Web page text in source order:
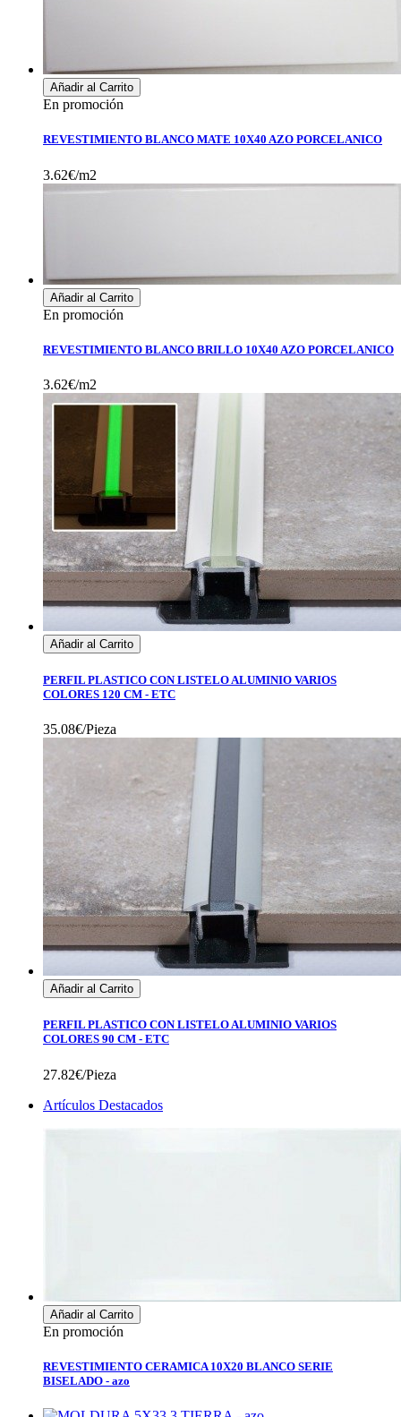
Añadir al Carrito
En promoción
REVESTIMIENTO BLANCO MATE 10X40 AZO PORCELANICO
3.62€/m2
Añadir al Carrito
En promoción
REVESTIMIENTO BLANCO BRILLO 10X40 AZO PORCELANICO
3.62€/m2
Añadir al Carrito
PERFIL PLASTICO CON LISTELO ALUMINIO VARIOS
COLORES 120 CM - ETC
35.08€/Pieza
Añadir al Carrito
PERFIL PLASTICO CON LISTELO ALUMINIO VARIOS
COLORES 90 CM - ETC
27.82€/Pieza
Artículos Destacados
Añadir al Carrito
En promoción
REVESTIMIENTO CERAMICA 10X20 BLANCO SERIE
BISELADO - azo